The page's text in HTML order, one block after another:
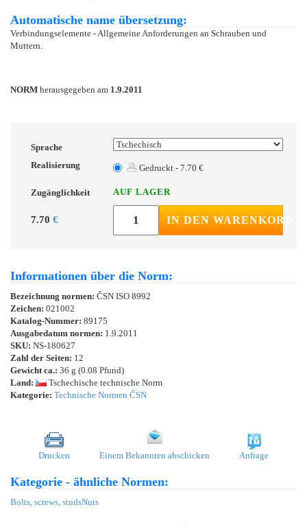
Automatische name übersetzung:
Verbindungselemente - Allgemeine Anforderungen an Schrauben und
Muttern.
NORM herausgegeben am 1.9.2011
Sprache
Realisierung
Gedruckt - 7.70 €
Zugänglichkeit AUF LAGER
7.70 € IN DEN WARENKORB
Informationen über die Norm:
Bezeichnung normen: ČSN ISO 8992
Zeichen: 021002
Katalog-Nummer: 89175
Ausgabedatum normen: 1.9.2011
SKU: NS-180627
Zahl der Seiten: 12
Gewicht ca.: 36 g (0.08 Pfund)
Land:
Tschechische technische Norm
Kategorie: Technische Normen ČSN
Drucken Einem Bekannten abschicken Anfrage
Kategorie - ähnliche Normen:
Bolts, screws, studsNuts